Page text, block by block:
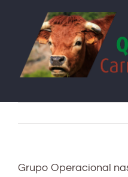
content
Grupo Operacional